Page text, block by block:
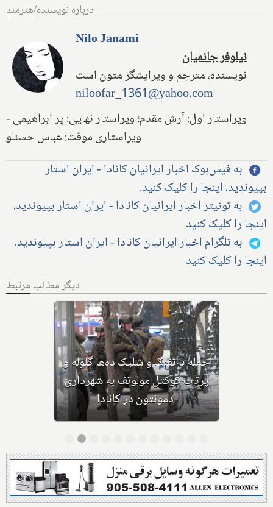
درباره نویسنده/هنرمند
Nilo Janami
نیلوفر جانمیان
نویسنده، مترجم و ویرایشگر متون است
niloofar_1361@yahoo.com
ویراستار اول: آرش مقدم؛ ویراستار نهایی: پر ابراهیمی -
ویراستاری موقت: عباس حسنلو
به فیس‌بوک اخبار ایرانیان کانادا - ایران استار
بپیوندید، اینجا را کلیک کنید.
به توئیتر اخبار ایرانیان کانادا - ایران استار بپیوندید،
اینجا را کلیک کنید
به تلگرام اخبار ایرانیان کانادا - ایران استار بپیوندید،
اینجا را کلیک کنید
دیگر مطالب مرتبط
بهداشت کانادا: این داروی کودکان،
ماست و چیا، را مصرف نکنید و این
تشک نیز احتمال خفگی دارد